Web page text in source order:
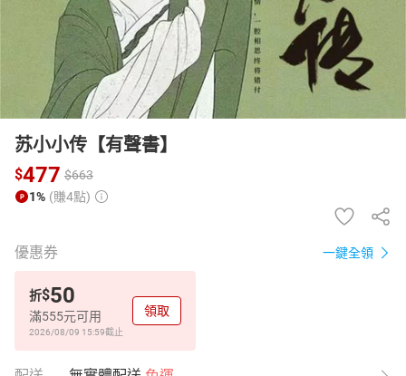
苏小小传【有聲書】
$477 $663
1% (賺4點)
優惠券 一鍵全領
折$50
滿555元可用
2026/08/09 15:59截止
領取